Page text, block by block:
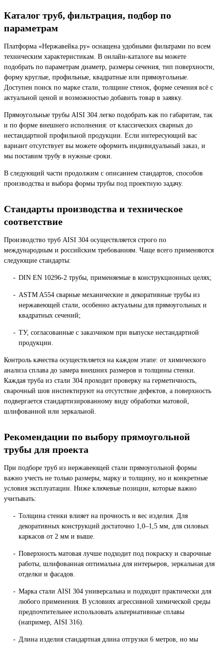
Каталог труб, фильтрация, подбор по
параметрам
Платформа «Нержавейка.ру» оснащена удобными фильтрами по всем
техническим характеристикам. В онлайн-каталоге вы можете
подобрать по параметрам диаметр, размеры сечения, тип поверхности,
форму круглые, профильные, квадратные или прямоугольные.
Доступен поиск по марке стали, толщине стенок, форме сечения всё с
актуальной ценой и возможностью добавить товар в заявку.
Прямоугольные трубы AISI 304 легко подобрать как по габаритам, так
и по форме внешнего исполнения: от классических сварных до
нестандартной профильной продукции. Если интересующий вас
вариант отсутствует вы можете оформить индивидуальный заказ, и
мы поставим трубу в нужные сроки.
В следующий части продолжим с описанием стандартов, способов
производства и выбора формы трубы под проектную задачу.
Стандарты производства и техническое
соответствие
Производство труб AISI 304 осуществляется строго по
международным и российским требованиям. Чаще всего применяются
следующие стандарты:
DIN EN 10296-2 трубы, применяемые в конструкционных целях;
ASTM A554 сварные механические и декоративные трубы из
нержавеющей стали, особенно актуальны для прямоугольных и
квадратных сечений;
ТУ, согласованные с заказчиком при выпуске нестандартной
продукции.
Контроль качества осуществляется на каждом этапе: от химического
анализа сплава до замера внешних размеров и толщины стенки.
Каждая труба из стали 304 проходит проверку на герметичность,
сварочный шов инспектируют на отсутствие дефектов, а поверхность
подвергается стандартизированному виду обработки матовой,
шлифованной или зеркальной.
Рекомендации по выбору прямоугольной
трубы для проекта
При подборе труб из нержавеющей стали прямоугольной формы
важно учесть не только размеры, марку и толщину, но и конкретные
условия эксплуатации. Ниже ключевые позиции, которые важно
учитывать:
Толщина стенки влияет на прочность и вес изделия. Для
декоративных конструкций достаточно 1,0–1,5 мм, для силовых
каркасов от 2 мм и выше.
Поверхность матовая лучше подходит под покраску и сварочные
работы, шлифованная оптимальна для интерьеров, зеркальная для
отделки и фасадов.
Марка стали AISI 304 универсальна и подходит практически для
любого применения. В условиях агрессивной химической среды
предпочтительнее использовать альтернативные сплавы
(например, AISI 316).
Длина изделия стандартная длина отгрузки 6 метров, но мы